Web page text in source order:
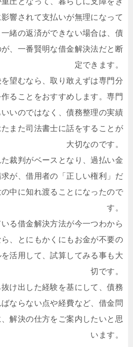
響されて支払いが無理になって
緒の返済ができない場合は、債
、一番賢明な借金解決法だと断
定できます。
望むなら、取り敢えずは専門分
ることをおすすめします。専門
いのではなく、債務整理の実績
また司法書士に話をすることが
大切なのです。
裁判がベースとなり、過払い金
が、借用者の「正しい権利」だ
中に知れ渡ることになったので
す。
る借金解決方法が今一つわから
、とにもかくにもお金が不要の
活用して、試算してみる事も大
切です。
け出した経験を基にして、債務
ならない点や経費など、借金問
解決の仕方をご案内したいと思
います。